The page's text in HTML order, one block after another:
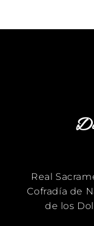
Real
Cofradía de
de los